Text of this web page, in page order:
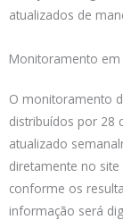
atualizados de
Monitoramento
O monitoramento
distribuídos por 28
atualizado
diretamente no site
conforme os
informação será